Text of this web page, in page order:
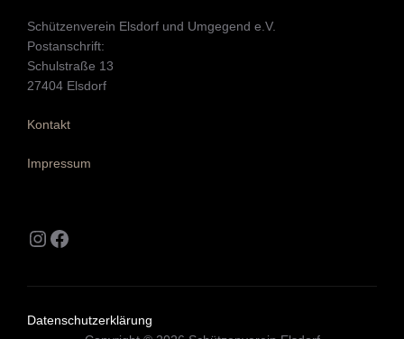
Schützenverein Elsdorf und Umgegend e.V.
Postanschrift:
Schulstraße 13
27404 Elsdorf
Kontakt
Impressum
Instagram
Facebook
Datenschutzerklärung